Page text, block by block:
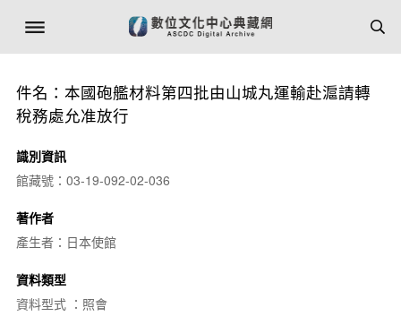
件名：本國砲艦材料第四批由山城丸運輸赴滬請轉
稅務處允准放行
識別資訊
館藏號：03-19-092-02-036
著作者
產生者：日本使館
資料類型
資料型式 ：照會